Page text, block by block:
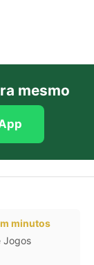
mesmo
minutos
Jogos